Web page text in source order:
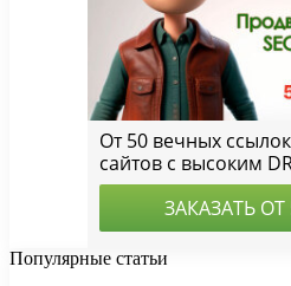
Популярные статьи